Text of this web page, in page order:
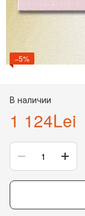
−5%
В наличии
1 124Lei